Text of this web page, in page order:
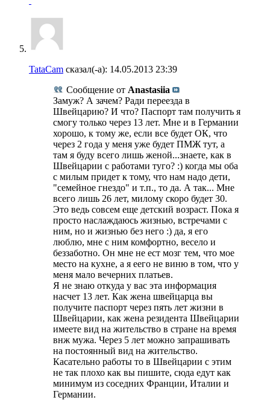
TataCam сказал(-а): 14.05.2013 23:39
Сообщение от Anastasiia
Замуж? А зачем? Ради переезда в
Швейцарию? И что? Паспорт там получить я
смогу только через 13 лет. Мне и в Германии
хорошо, к тому же, если все будет ОК, что
через 2 года у меня уже будет ПМЖ тут, а
там я буду всего лишь женой...знаете, как в
Швейцарии с работами туго? :) когда мы оба
с милым придет к тому, что нам надо дети,
"семейное гнездо" и т.п., то да. А так... Мне
всего лишь 26 лет, милому скоро будет 30.
Это ведь совсем еще детский возраст. Пока я
просто наслаждаюсь жизнью, встречами с
ним, но и жизнью без него :) да, я его
люблю, мне с ним комфортно, весело и
беззаботно. Он мне не ест мозг тем, что мое
место на кухне, а я еего не виню в том, что у
меня мало вечерних платьев.
Я не знаю откуда у вас эта информация
насчет 13 лет. Как жена швейцарца вы
получите паспорт через пять лет жизни в
Швейцарии, как жена резидента Швейцарии
имеете вид на жительство в стране на время
внж мужа. Через 5 лет можно запрашивать
на постоянный вид на жительство.
Касательно работы то в Швейцарии с этим
не так плохо как вы пишите, сюда едут как
минимум из соседних Франции, Италии и
Германии.